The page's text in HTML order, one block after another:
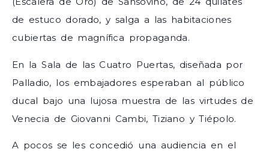
de estuco dorado, y salga a las habitaciones
cubiertas de magnífica propaganda.
En la Sala de las Cuatro Puertas, diseñada por
Palladio, los embajadores esperaban al público
ducal bajo una lujosa muestra de las virtudes de
Venecia de Giovanni Cambi, Tiziano y Tiépolo.
A pocos se les concedió una audiencia en el